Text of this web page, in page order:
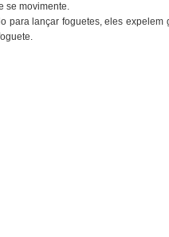
se movimente.
para lançar foguetes, eles